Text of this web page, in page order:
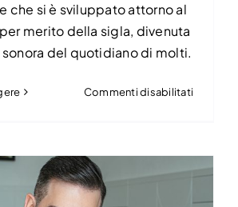
che si è sviluppato attorno al
merito della sigla, divenuta
sonora del quotidiano di molti.
Commenti disabilitati